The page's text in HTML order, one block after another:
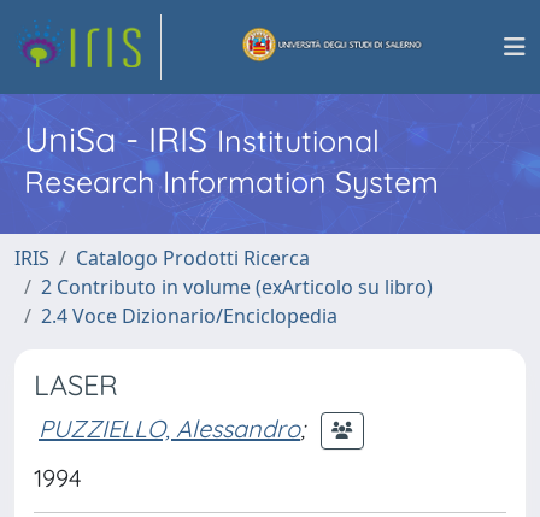
UniSa - IRISInstitutional
Research Information System
IRIS
Catalogo Prodotti Ricerca
2 Contributo in volume (exArticolo su libro)
2.4 Voce Dizionario/Enciclopedia
LASER
PUZZIELLO, Alessandro;
1994